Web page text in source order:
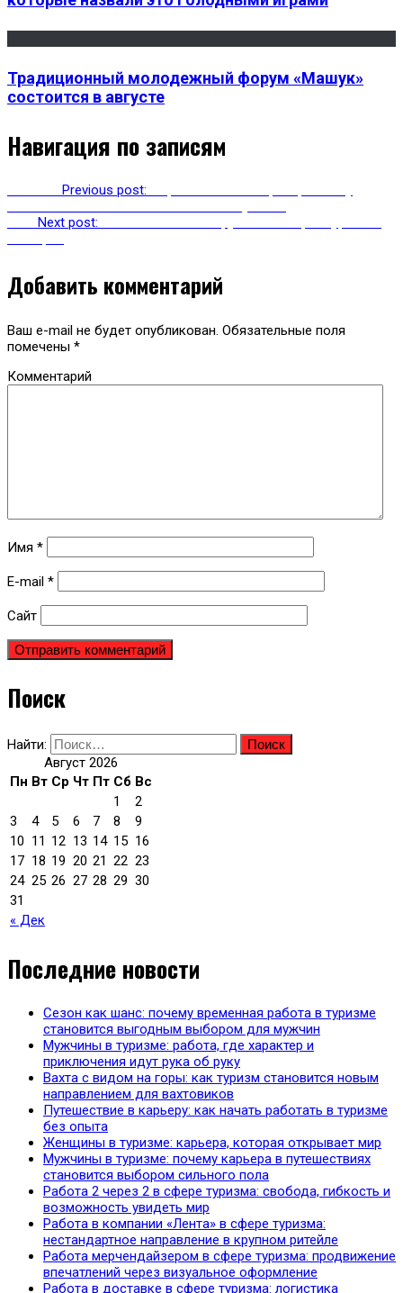
Традиционный молодежный форум «Машук»
состоится в августе
Навигация по записям
Previous post:
Next post:
Добавить комментарий
Ваш e-mail не будет опубликован. Обязательные поля
помечены *
Комментарий
Имя *
E-mail *
Сайт
Поиск
Найти:
Август 2026
Пн Вт Ср Чт Пт Сб Вс
« Дек
1
2
3
4 5 6 7 8
9
10 11 12 13 14 15 16
17 18 19 20 21 22 23
24 25 26 27 28 29 30
31
Последние новости
Сезон как шанс: почему временная работа в туризме
становится выгодным выбором для мужчин
Мужчины в туризме: работа, где характер и
приключения идут рука об руку
Вахта с видом на горы: как туризм становится новым
направлением для вахтовиков
Путешествие в карьеру: как начать работать в туризме
без опыта
Женщины в туризме: карьера, которая открывает мир
Мужчины в туризме: почему карьера в путешествиях
становится выбором сильного пола
Работа 2 через 2 в сфере туризма: свобода, гибкость и
возможность увидеть мир
Работа в компании «Лента» в сфере туризма:
нестандартное направление в крупном ритейле
Работа мерчендайзером в сфере туризма: продвижение
впечатлений через визуальное оформление
Работа в доставке в сфере туризма: логистика